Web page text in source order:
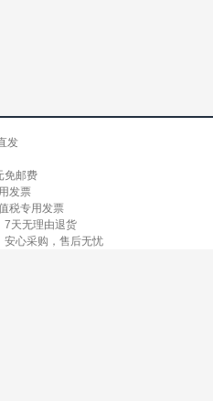
发
免邮费
发票
税专用发票
7天无理由退货
安心采购，售后无忧